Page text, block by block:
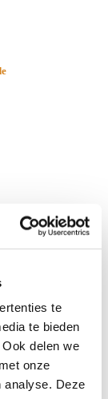
te
te bieden
delen we
onze
analyse. Deze